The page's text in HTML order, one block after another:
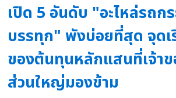
เปิด 5 อันดับ "อะไหล่รถกร
บรรทุก" พังบ่อยที่สุด จุด
ของต้นทุนหลักแสนที่เจ้า
ส่วนใหญ่มองข้าม